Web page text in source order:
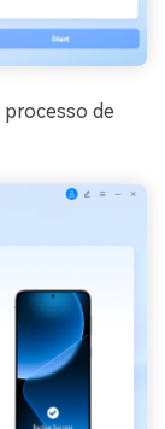
processo de